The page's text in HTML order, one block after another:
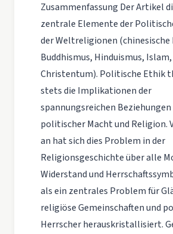
Zusammenfassung Der Artikel
zentrale Elemente der
der Weltreligionen (chinesische
Buddhismus, Hinduismus,
Christentum). Politische Ethik
stets die Implikationen der
spannungsreichen
politischer Macht und Religion.
an hat sich dies Problem in der
Religionsgeschichte über alle
Widerstand und
als ein zentrales Problem für
religiöse Gemeinschaften und
Herrscher herauskristallisiert.